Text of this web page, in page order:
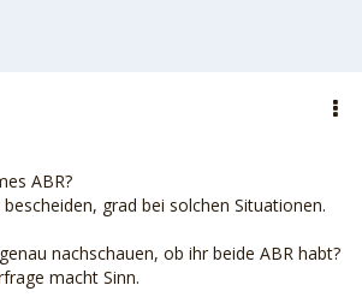
ABR?
grad bei solchen Situationen.
nachschauen, ob ihr beide ABR habt?
macht Sinn.